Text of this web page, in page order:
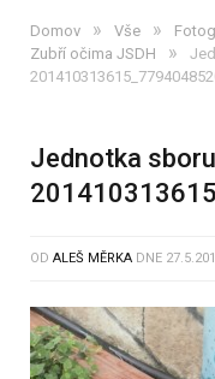
Domov » Vše »
Zubří očima JSDH
»
Jednotka
OD ALEŠ MĚRKA DNE